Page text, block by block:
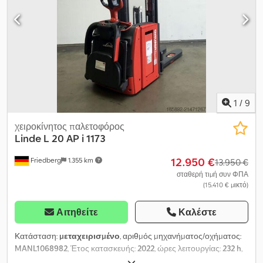
περονών 580 - 1150 mm, 580 / 1150 / 55 mm - Κρατήρας περονών
κατάλληλος για gitterbox - SafetySpeed - Σιγανή κίνηση (creep
mode) - LiftSpeedBooster - Προστασία ιστού: πολυκαρβονικό -
Έλεγχος πρόσβασης: διακόπτης με κλειδί - Τροχός στήριξης
tandem Djdsyhxrqepfx Acgswa - Safety Lift - LSP 0.6
1 / 9
Friedberg 1.355 km
χειροκίνητος παλετοφόρος
Linde L 20 AP i 1173
12.950 €13.950 €
σταθερή τιμή συν ΦΠΑ
(15.410 € μικτό)
Αιτηθείτε Καλέστε
Κατάσταση: μεταχειρισμένο, αριθμός μηχανήματος/οχήματος:
MANL1068982, Έτος κατασκευής:2022, ώρες λειτουργίας:232 h,
, ύψος ανύψωσης: